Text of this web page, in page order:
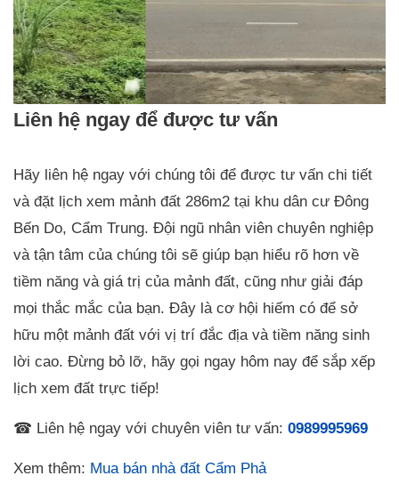
Liên hệ ngay để được tư vấn
Hãy liên hệ ngay với chúng tôi để được tư vấn chi tiết
và đặt lịch xem mảnh đất 286m2 tại khu dân cư Đông
Bến Do, Cẩm Trung. Đội ngũ nhân viên chuyên nghiệp
và tận tâm của chúng tôi sẽ giúp bạn hiểu rõ hơn về
tiềm năng và giá trị của mảnh đất, cũng như giải đáp
mọi thắc mắc của bạn. Đây là cơ hội hiếm có để sở
hữu một mảnh đất với vị trí đắc địa và tiềm năng sinh
lời cao. Đừng bỏ lỡ, hãy gọi ngay hôm nay để sắp xếp
lịch xem đất trực tiếp!
☎ Liên hệ ngay với chuyên viên tư vấn: 0989995969
Xem thêm: Mua bán nhà đất Cẩm Phả